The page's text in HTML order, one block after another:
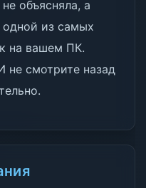
объясняла, а
из самых
на вашем ПК.
не смотрите назад